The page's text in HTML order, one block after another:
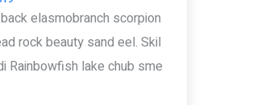
elasmobranch scorpion
rock beauty sand eel. Skil
Rainbowfish lake chub sme